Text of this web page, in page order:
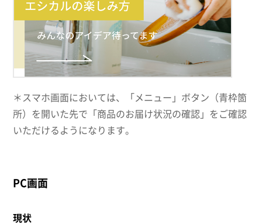
＊スマホ画面においては、「メニュー」ボタン（青枠箇
所）を開いた先で「商品のお届け状況の確認」をご確認
いただけるようになります。
PC画面
現状